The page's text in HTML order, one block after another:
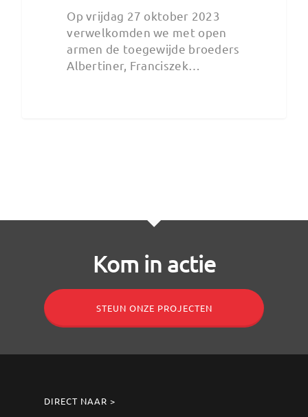
Op vrijdag 27 oktober 2023
verwelkomden we met open
armen de toegewijde broeders
Albertiner, Franciszek…
Kom in actie
STEUN ONZE PROJECTEN
DIRECT NAAR >